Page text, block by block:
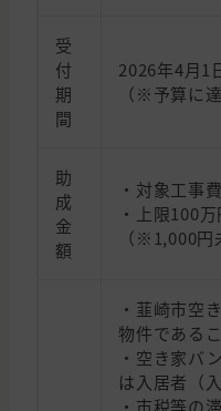
受
付
期
間
2026年4月1
（※予算に
助
成
金
額
・対象工事
・上限100万
（※1,000円
・韮崎市空
物件である
・空き家バ
は入居者（